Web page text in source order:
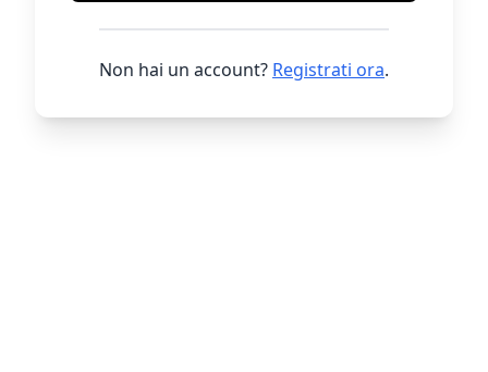
Non hai un account? Registrati ora.